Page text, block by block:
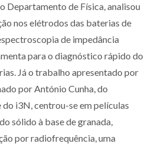
Departamento de Física, analisou
nos elétrodos das baterias de
de impedância
para o diagnóstico rápido do
Já o trabalho apresentado por
por António Cunha, do
i3N, centrou-se em películas
sólido à base de granada,
por radiofrequência, uma